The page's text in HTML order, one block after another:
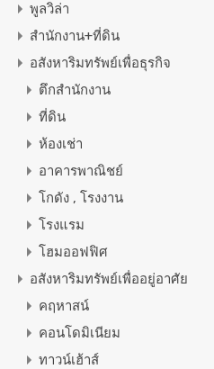
พูลวิล่า
สำนักงาน+ที่ดิน
อสังหาริมทรัพย์เพื่อธุรกิจ
ตึกสำนักงาน
ที่ดิน
ห้องเช่า
อาคารพาณิชย์
โกดัง , โรงงาน
โรงแรม
โฮมออฟฟิศ
อสังหาริมทรัพย์เพื่ออยู่อาศัย
คฤหาสน์
คอนโดมิเนียม
ทาวน์เฮ้าส์